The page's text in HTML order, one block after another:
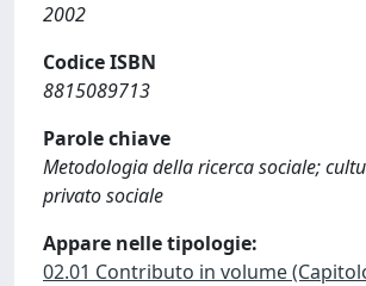
2002
Codice ISBN
8815089713
Parole chiave
Metodologia della ricerca sociale;
privato sociale
Appare nelle tipologie:
02.01 Contributo in volume